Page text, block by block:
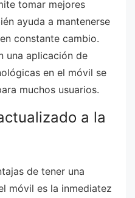
tomar mejores
ayuda a mantenerse
constante cambio.
una aplicación de
en el móvil se
muchos usuarios.
a la
de tener una
móvil es la inmediatez